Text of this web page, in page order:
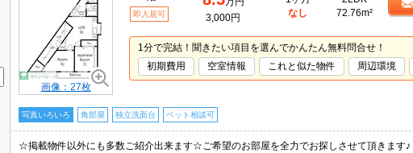
画像：27枚
即入居可
3,000円
なし
72.76m²
1分で完結！聞きたい項目を選んでかんたん無料問合せ！
初期費用
空室情報 これと似た物件 周辺環境
写真いろいろ 角部屋 独立洗面台 ペット相談可
☆掲載物件以外にも多数ご紹介出来ます☆ご希望のお部屋を全力でお探しさせて頂きます♪